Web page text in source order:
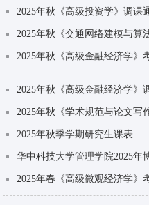
​2025年秋《高级投资学》调课
​2025年秋《交通网络建模与算
​2025年秋《高级金融经济学》
​2025年秋《高级金融经济学》
2025年秋季学期研究生课表
2025年春《高级微观经济学》